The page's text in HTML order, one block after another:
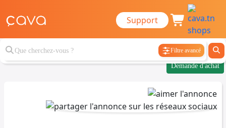
Support
Filtre avancé
Demande d'achat